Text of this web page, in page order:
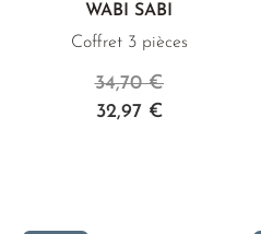
WABI SABI
Coffret 3 pièces
32,97 €
34,70 €